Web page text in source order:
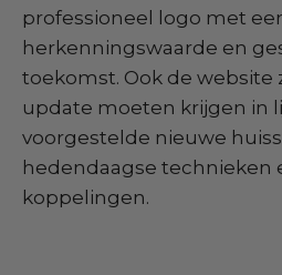
professioneel logo met
herkenningswaarde en
toekomst. Ook de website
update moeten krijgen in
voorgestelde nieuwe
hedendaagse technieken
koppelingen.